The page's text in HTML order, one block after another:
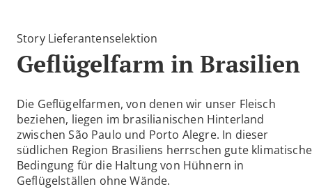
Story Lieferantenselektion
Geflügelfarm in Brasilien
Die Geflügelfarmen, von denen wir unser Fleisch
beziehen, liegen im brasilianischen Hinterland
zwischen São Paulo und Porto Alegre. In dieser
südlichen Region Brasiliens herrschen gute klimatische
Bedingung für die Haltung von Hühnern in
Geflügelställen ohne Wände.